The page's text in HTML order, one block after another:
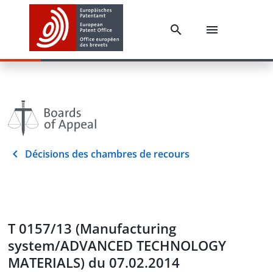
Décisions des chambres de recours
T 0157/13 (Manufacturing
system/ADVANCED TECHNOLOGY
MATERIALS) du 07.02.2014